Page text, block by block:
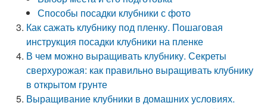
Способы посадки клубники с фото
Как сажать клубнику под пленку. Пошаговая
инструкция посадки клубники на пленке
В чем можно выращивать клубнику. Секреты
сверхурожая: как правильно выращивать клубнику
в открытом грунте
Выращивание клубники в домашних условиях.